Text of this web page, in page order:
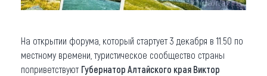
На открытии форума, который стартует 3 декабря в 11.50 по
местному времени, туристическое сообщество страны
поприветствуют Губернатор Алтайского края Виктор